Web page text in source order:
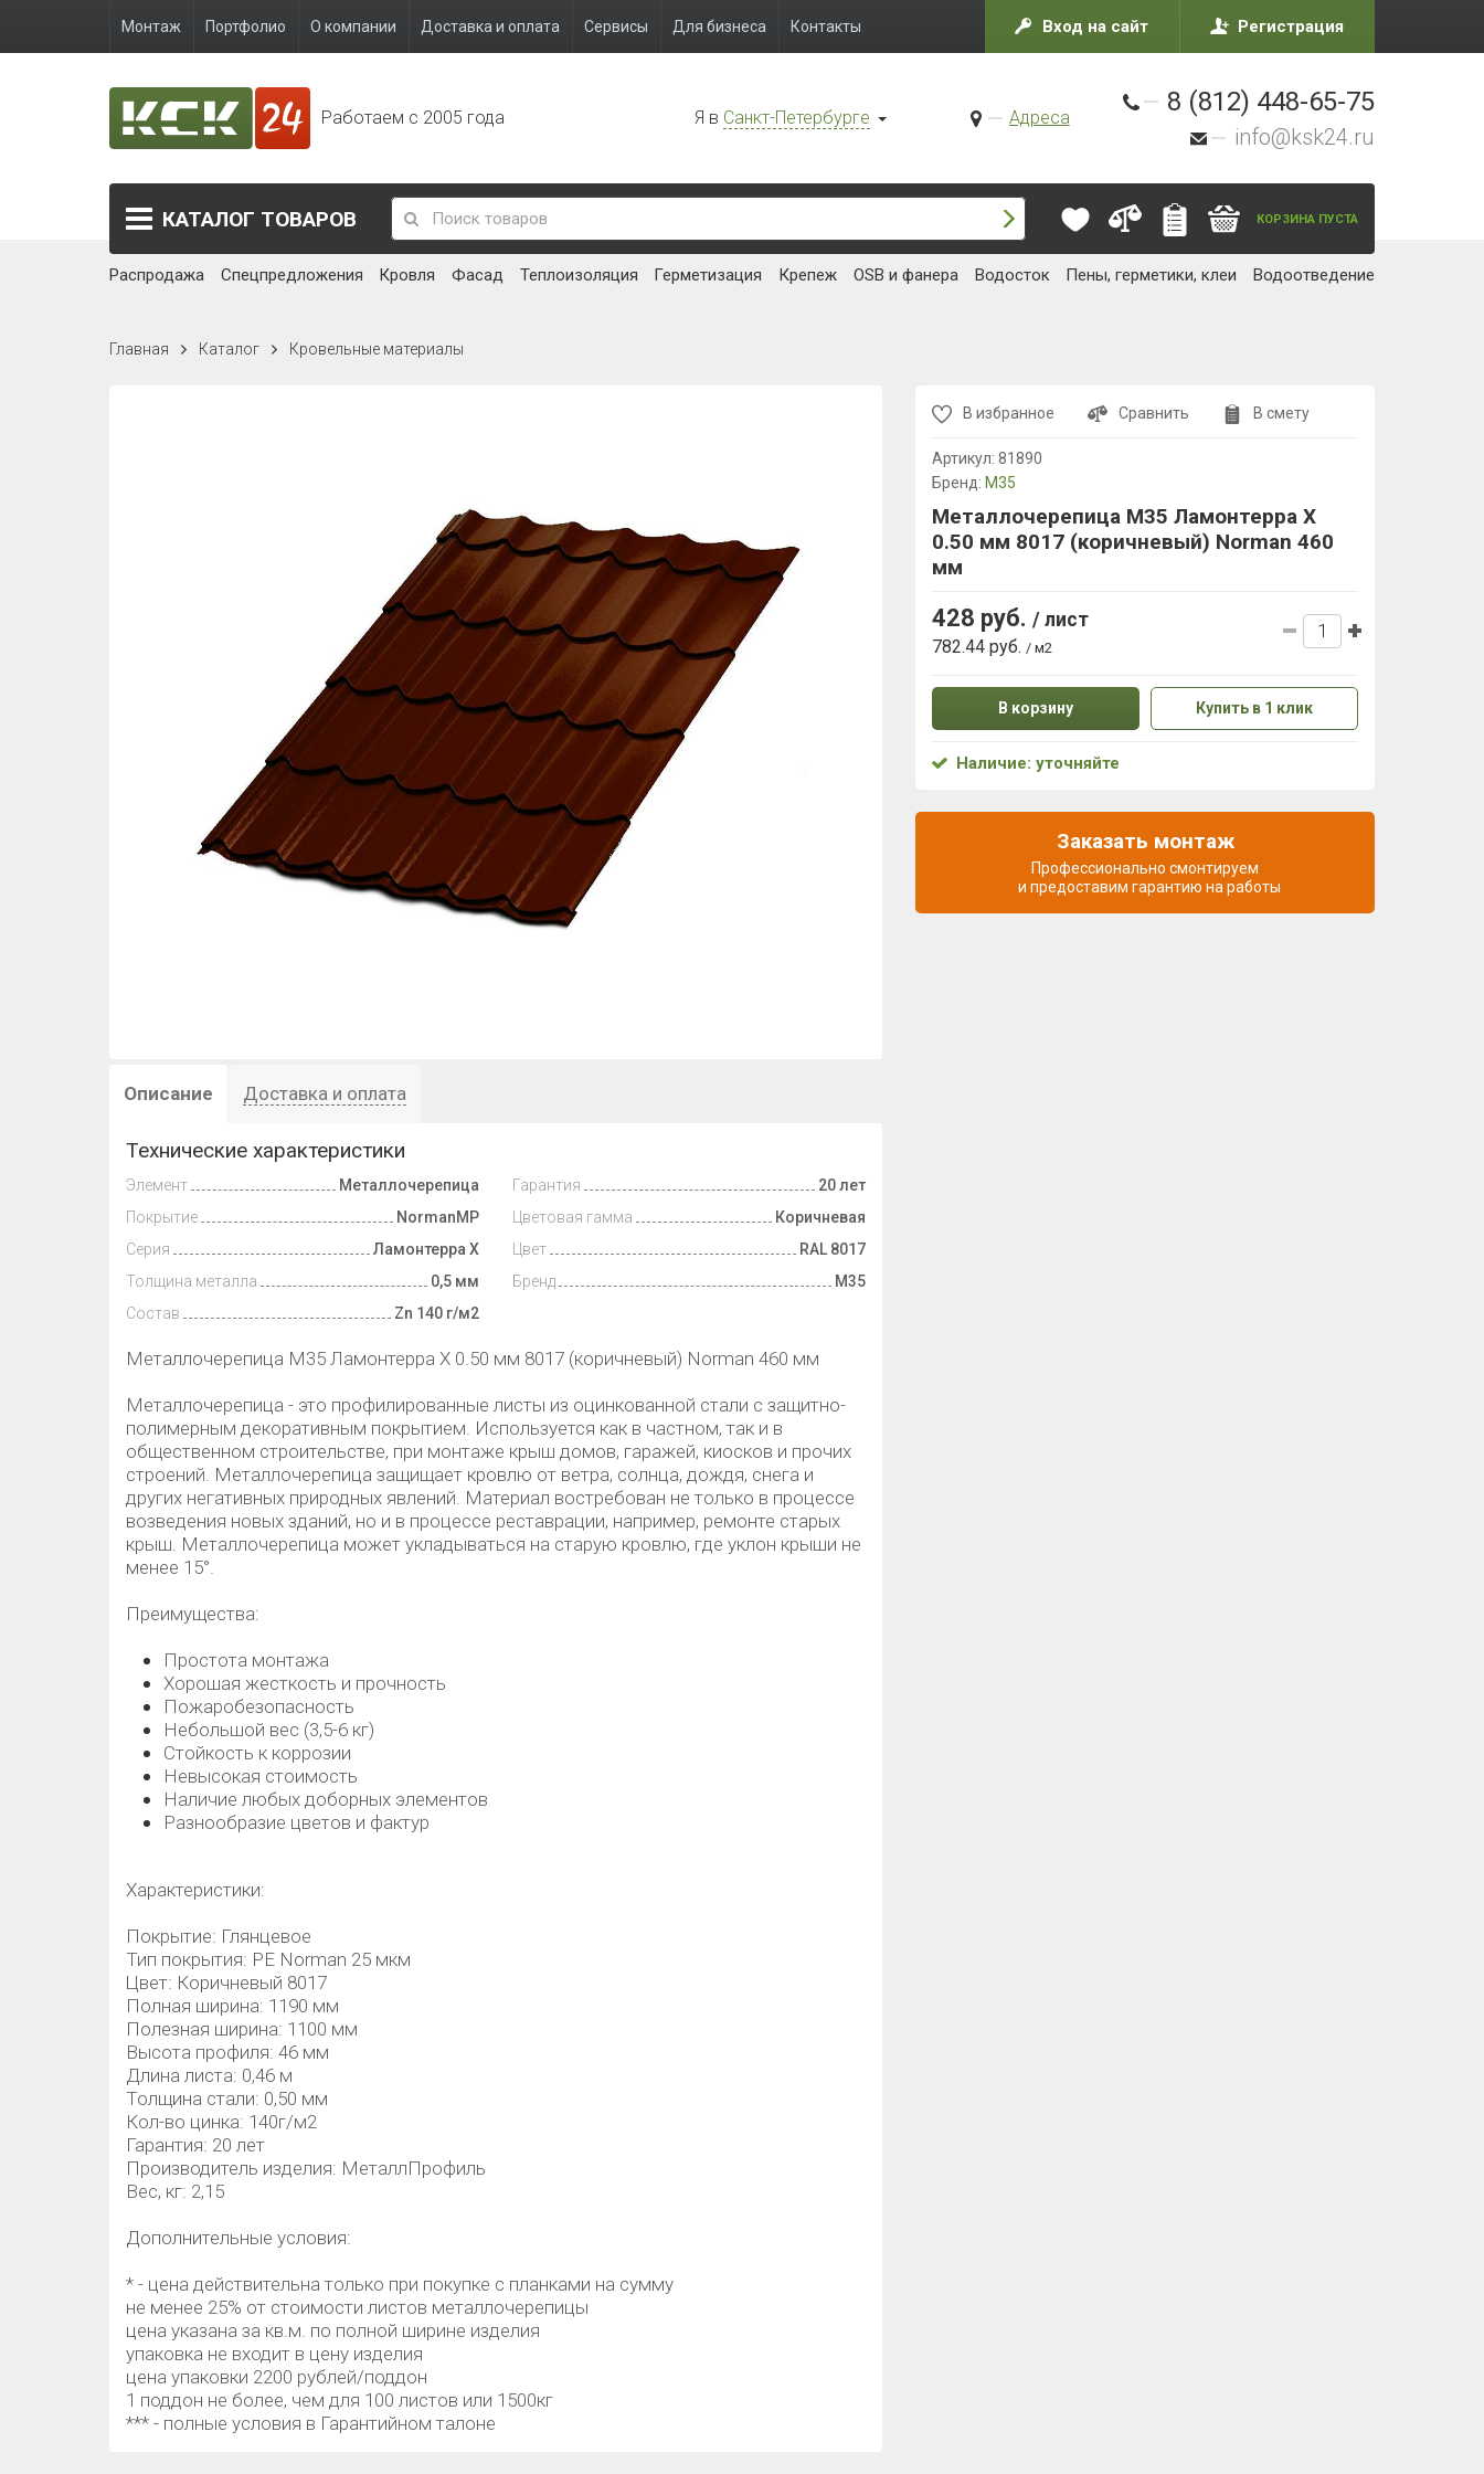
Монтаж Портфолио О компании Доставка и оплата Сервисы Для бизнеса Контакты Вход на сайт Регистрация
Работаем с 2005 года Я в Санкт-Петербурге Адреса
8 (812) 448-65-75
info@ksk24.ru
КАТАЛОГ ТОВАРОВ КОРЗИНА ПУСТА
Распродажа Спецпредложения Кровля Фасад Теплоизоляция Герметизация Крепеж OSB и фанера Водосток Пены, герметики, клеи Водоотведение
Главная Каталог Кровельные материалы
Описание Доставка и оплата
Технические характеристики
Элемент
Металлочерепица
Покрытие
NormanMP
Серия
Ламонтерра Х
Толщина металла
0,5 мм
Состав
Zn 140 г/м2
Гарантия
20 лет
Цветовая гамма
Коричневая
Цвет
RAL 8017
Бренд
М35
Металлочерепица М35 Ламонтерра X 0.50 мм 8017 (коричневый) Norman 460 мм
Металлочерепица - это профилированные листы из оцинкованной стали с защитно-
полимерным декоративным покрытием. Используется как в частном, так и в
общественном строительстве, при монтаже крыш домов, гаражей, киосков и прочих
строений. Металлочерепица защищает кровлю от ветра, солнца, дождя, снега и
других негативных природных явлений. Материал востребован не только в процессе
возведения новых зданий, но и в процессе реставрации, например, ремонте старых
крыш. Металлочерепица может укладываться на старую кровлю, где уклон крыши не
менее 15°.
Преимущества:
Простота монтажа
Хорошая жесткость и прочность
Пожаробезопасность
Небольшой вес (3,5-6 кг)
Стойкость к коррозии
Невысокая стоимость
Наличие любых доборных элементов
Разнообразие цветов и фактур
Характеристики:
Покрытие: Глянцевое
Тип покрытия: PE Norman 25 мкм
Цвет: Коричневый 8017
Полная ширина: 1190 мм
Полезная ширина: 1100 мм
Высота профиля: 46 мм
Длина листа: 0,46 м
Толщина стали: 0,50 мм
Кол-во цинка: 140г/м2
Гарантия: 20 лет
Производитель изделия: МеталлПрофиль
Вес, кг: 2,15
Дополнительные условия:
* - цена действительна только при покупке с планками на сумму
не менее 25% от стоимости листов металлочерепицы
цена указана за кв.м. по полной ширине изделия
упаковка не входит в цену изделия
цена упаковки 2200 рублей/поддон
1 поддон не более, чем для 100 листов или 1500кг
*** - полные условия в Гарантийном талоне
В избранное Сравнить В смету
Артикул: 81890
Бренд: М35
Металлочерепица М35 Ламонтерра X
0.50 мм 8017 (коричневый) Norman 460
мм
428 руб. / лист
782.44 руб. / м2
В корзину Купить в 1 клик
Наличие: уточняйте
Заказать монтаж
Профессионально смонтируем
и предоставим гарантию на работы